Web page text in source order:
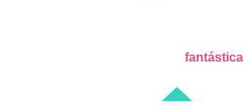
fantástica